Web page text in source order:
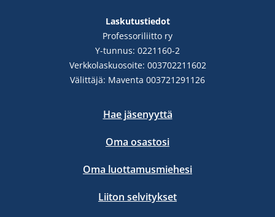
Laskutustiedot
Professoriliitto ry
Y-tunnus: 0221160-2
Verkkolaskuosoite: 003702211602
Välittäjä: Maventa 003721291126
Hae jäsenyyttä
Oma osastosi
Oma luottamusmiehesi
Liiton selvitykset